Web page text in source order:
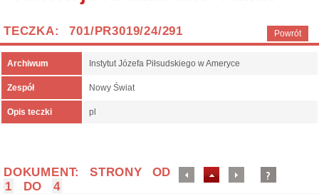
Powrót
TECZKA: 701/PR3019/24/291
Archiwum Instytut Józefa Piłsudskiego w Ameryce
Zespół Nowy Świat
Opis teczki pl
DOKUMENT: STRONY OD
1
DO 4